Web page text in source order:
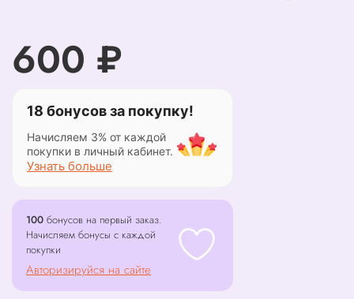
600 ₽
18 бонусов за покупку!
Начисляем 3% от каждой
покупки в личный кабинет.
Узнать больше
100 бонусов на первый заказ.
Начисляем бонусы с каждой
покупки
Авторизируйся на сайте